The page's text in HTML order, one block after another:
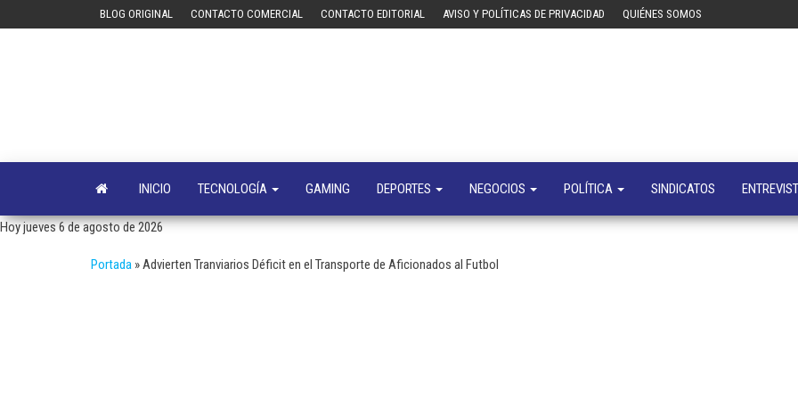
BLOG ORIGINAL CONTACTO COMERCIAL CONTACTO EDITORIAL AVISO Y POLÍTICAS DE PRIVACIDAD QUIÉNES SOMOS
negocios
INICIO TECNOLOGÍA GAMING DEPORTES NEGOCIOS POLÍTICA SINDICATOS
Hoy jueves 6 de agosto de 2026
Portada »Advierten Tranviarios Déficit en el Transporte de Aficionados al Futbol